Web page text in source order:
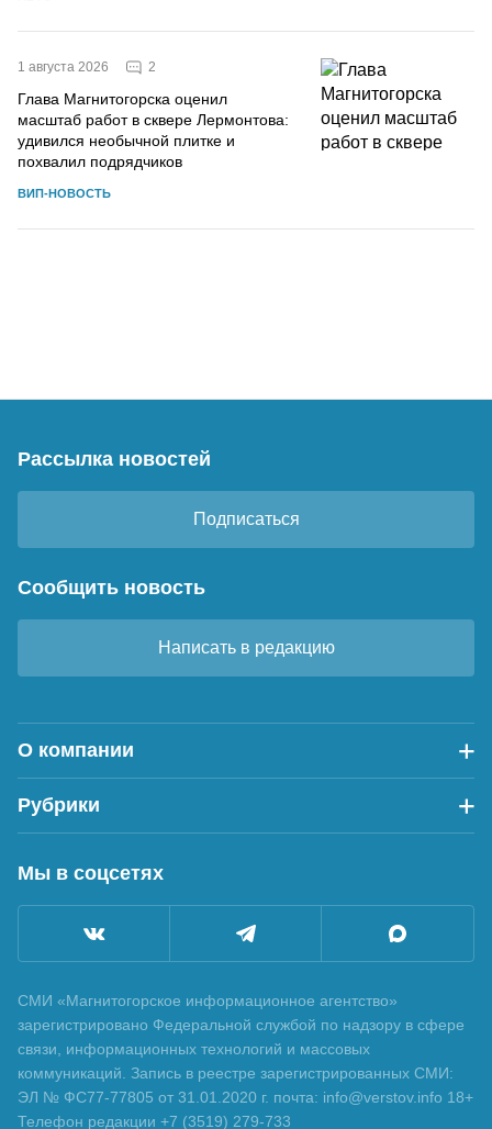
1 августа 2026 2
Глава Магнитогорска оценил
масштаб работ в сквере Лермонтова:
удивился необычной плитке и
похвалил подрядчиков
ВИП-НОВОСТЬ
Рассылка новостей
Подписаться
Сообщить новость
Написать в редакцию
О компании
Рубрики
Мы в соцсетях
СМИ «Магнитогорское информационное агентство»
зарегистрировано Федеральной службой по надзору в сфере
связи, информационных технологий и массовых
коммуникаций. Запись в реестре зарегистрированных СМИ:
ЭЛ № ФС77-77805 от 31.01.2020 г. почта: info@verstov.info 18+
Телефон редакции +7 (3519) 279-733